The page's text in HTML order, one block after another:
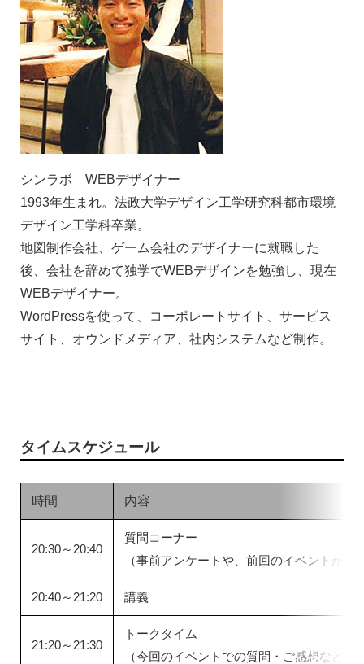
シンラボ WEBデザイナー
1993年生まれ。法政大学デザイン工学研究科都市環境
デザイン工学科卒業。
地図制作会社、ゲーム会社のデザイナーに就職した
後、会社を辞めて独学でWEBデザインを勉強し、現在
WEBデザイナー。
WordPressを使って、コーポレートサイト、サービス
サイト、オウンドメディア、社内システムなど制作。
タイムスケジュール
時間 内容
20:30～20:40
質問コーナー
（事前アンケートや、前回のイベントから
20:40～21:20 講義
21:20～21:30
トークタイム
（今回のイベントでの質問・ご感想など）